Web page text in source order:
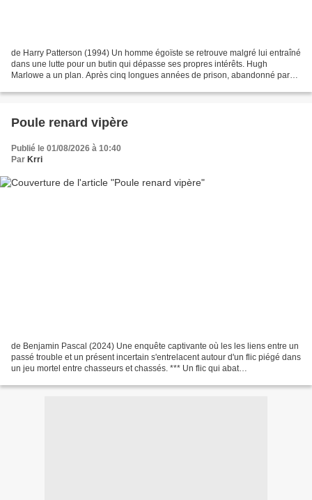
de Harry Patterson (1994) Un homme égoïste se retrouve malgré lui entraîné
dans une lutte pour un butin qui dépasse ses propres intérêts. Hugh
Marlowe a un plan. Après cinq longues années de prison, abandonné par
Poule renard vipère
Publié le 01/08/2026 à 10:40
Par Krri
de Benjamin Pascal (2024) Une enquête captivante où les les liens entre un
passé trouble et un présent incertain s'entrelacent autour d'un flic piégé dans
un jeu mortel entre chasseurs et chassés. *** Un flic qui abat